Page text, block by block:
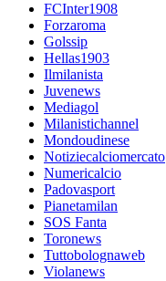
FCInter1908
Forzaroma
Golssip
Hellas1903
Ilmilanista
Juvenews
Mediagol
Milanistichannel
Mondoudinese
Notiziecalciomercato
Numericalcio
Padovasport
Pianetamilan
SOS Fanta
Toronews
Tuttobolognaweb
Violanews